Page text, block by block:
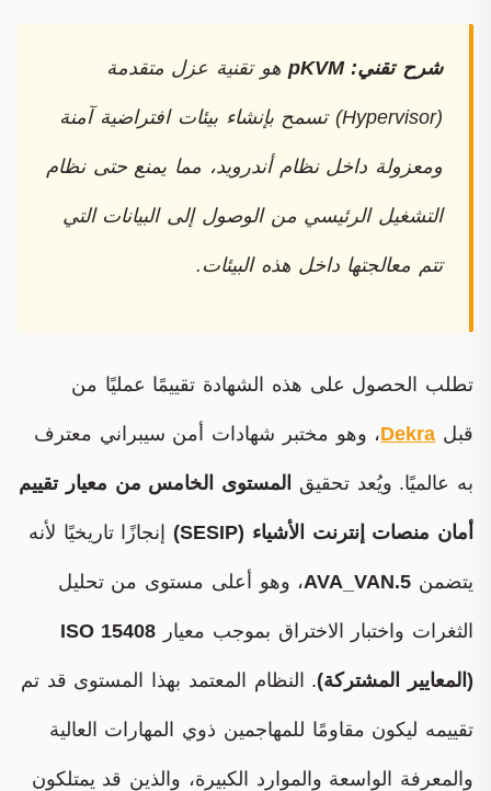
شرح تقني: pKVM هو تقنية عزل متقدمة
(Hypervisor) تسمح بإنشاء بيئات افتراضية آمنة
ومعزولة داخل نظام أندرويد، مما يمنع حتى نظام
التشغيل الرئيسي من الوصول إلى البيانات التي
تتم معالجتها داخل هذه البيئات.
تطلب الحصول على هذه الشهادة تقييمًا عمليًا من
قبل Dekra، وهو مختبر شهادات أمن سيبراني معترف
به عالميًا. ويُعد تحقيق المستوى الخامس من معيار تقييم
أمان منصات إنترنت الأشياء (SESIP) إنجازًا تاريخيًا لأنه
يتضمن AVA_VAN.5، وهو أعلى مستوى من تحليل
الثغرات واختبار الاختراق بموجب معيار ISO 15408
(المعايير المشتركة). النظام المعتمد بهذا المستوى قد تم
تقييمه ليكون مقاومًا للمهاجمين ذوي المهارات العالية
والمعرفة الواسعة والموارد الكبيرة، والذين قد يمتلكون